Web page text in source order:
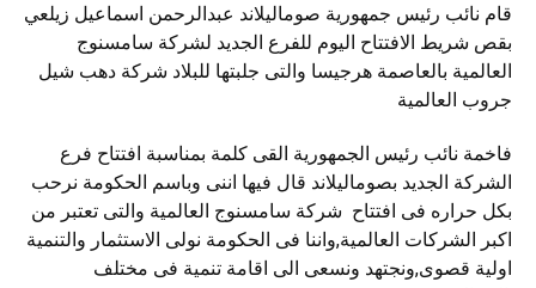
قام نائب رئيس جمهورية صوماليلاند عبدالرحمن اسماعيل زيلعي
بقص شريط الافتتاح اليوم للفرع الجديد لشركة سامسنوج
العالمية بالعاصمة هرجيسا والتى جلبتها للبلاد شركة دهب شيل
جروب العالمية
فاخمة نائب رئيس الجمهورية القى كلمة بمناسبة افتتاح فرع
الشركة الجديد بصوماليلاند قال فيها اننى وباسم الحكومة نرحب
بكل حراره فى افتتاح شركة سامسنوج العالمية والتى تعتبر من
اكبر الشركات العالمية,واننا فى الحكومة نولى الاستثمار والتنمية
اولية قصوى,ونجتهد ونسعى الى اقامة تنمية فى مختلف